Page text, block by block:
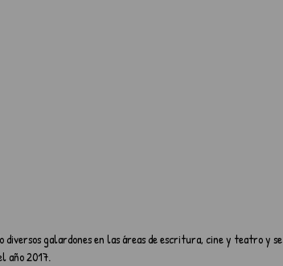
galardones en las áreas de escritura, cine y teatro y se
año 2017.